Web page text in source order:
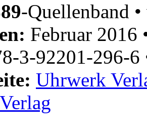
-Quellenband
Februar 2016
3-92201-296-6
Uhrwerk